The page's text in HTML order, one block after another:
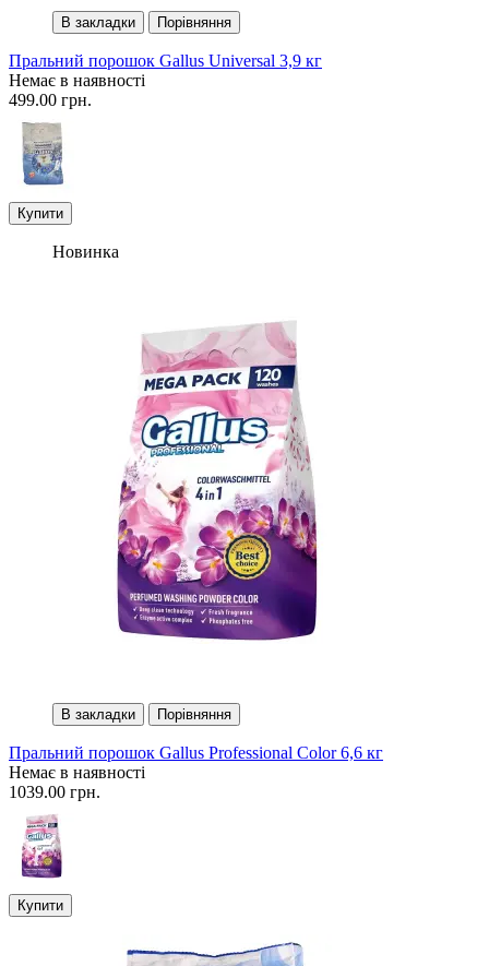
В закладки Порівняння
Пральний порошок Gallus Universal 3,9 кг
Немає в наявності
499.00 грн.
Купити
Новинка
В закладки Порівняння
Пральний порошок Gallus Professional Color 6,6 кг
Немає в наявності
1039.00 грн.
Купити